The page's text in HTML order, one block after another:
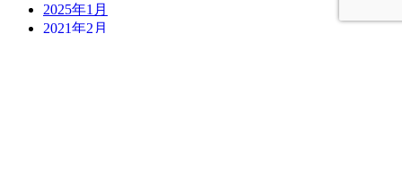
2025年1月
2021年2月